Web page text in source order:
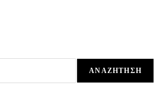
ΑΝΑΖΉΤΗΣΗ